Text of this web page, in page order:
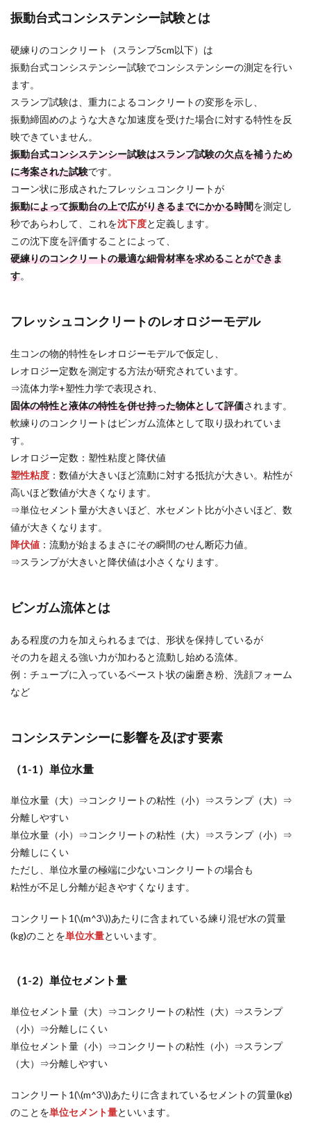
振動台式コンシステンシー試験とは
硬練りのコンクリート（スランプ5cm以下）は
振動台式コンシステンシー試験でコンシステンシーの測定を行い
ます。
スランプ試験は、重力によるコンクリートの変形を示し、
振動締固めのような大きな加速度を受けた場合に対する特性を反
映できていません。
振動台式コンシステンシー試験はスランプ試験の欠点を補うため
に考案された試験です。
コーン状に形成されたフレッシュコンクリートが
振動によって振動台の上で広がりきるまでにかかる時間を測定し
秒であらわして、これを沈下度と定義します。
この沈下度を評価することによって、
硬練りのコンクリートの最適な細骨材率を求めることができま
す。
フレッシュコンクリートのレオロジーモデル
生コンの物的特性をレオロジーモデルで仮定し、
レオロジー定数を測定する方法が研究されています。
⇒流体力学+塑性力学で表現され、
固体の特性と液体の特性を併せ持った物体として評価されます。
軟練りのコンクリートはビンガム流体として取り扱われていま
す。
レオロジー定数：塑性粘度と降伏値
塑性粘度 ：数値が大きいほど流動に対する抵抗が大きい。粘性が
高いほど数値が大きくなります。
⇒単位セメント量が大きいほど、水セメント比が小さいほど、数
値が大きくなります。
降伏値 ：流動が始まるまさにその瞬間のせん断応力値。
⇒スランプが大きいと降伏値は小さくなります。
ビンガム流体とは
ある程度の力を加えられるまでは、形状を保持しているが
その力を超える強い力が加わると流動し始める流体。
例：チューブに入っているペースト状の歯磨き粉、洗顔フォーム
など
コンシステンシーに影響を及ぼす要素
（1-1）単位水量
単位水量（大）⇒コンクリートの粘性（小）⇒スランプ（大）⇒
分離しやすい
単位水量（小）⇒コンクリートの粘性（大）⇒スランプ（小）⇒
分離しにくい
ただし、単位水量の極端に少ないコンクリートの場合も
粘性が不足し分離が起きやすくなります。
コンクリート1(\(m^3\))あたりに含まれている練り混ぜ水の質量
(kg)のことを単位水量といいます。
（1-2）単位セメント量
単位セメント量（大）⇒コンクリートの粘性（大）⇒スランプ
（小）⇒分離しにくい
単位セメント量（小）⇒コンクリートの粘性（小）⇒スランプ
（大）⇒分離しやすい
コンクリート1(\(m^3\))あたりに含まれているセメントの質量(kg)
のことを単位セメント量といいます。